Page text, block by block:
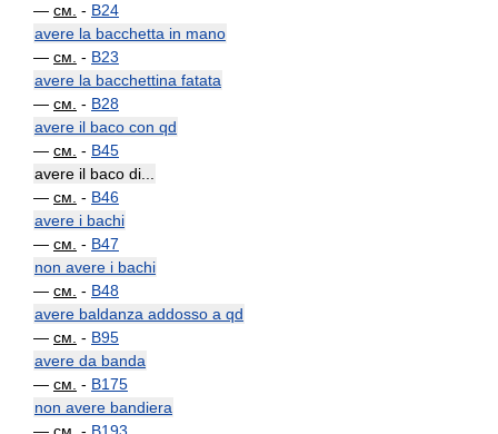
— см. - B24
avere la bacchetta in mano
— см. - B23
avere la bacchettina fatata
— см. - B28
avere il baco con qd
— см. - B45
avere il baco di...
— см. - B46
avere i bachi
— см. - B47
non avere i bachi
— см. - B48
avere baldanza addosso a qd
— см. - B95
avere da banda
— см. - B175
non avere bandiera